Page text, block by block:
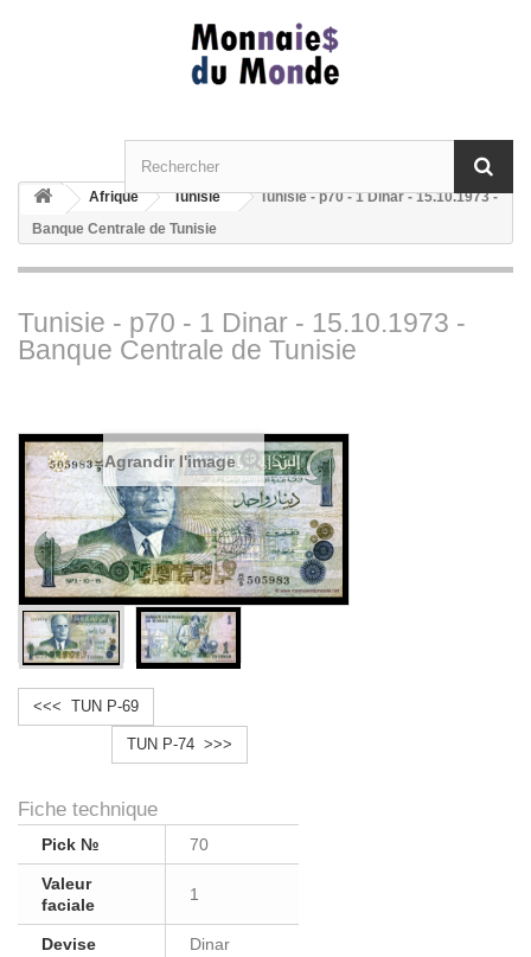
Afrique Tunisie
Tunisie - p70 - 1 Dinar - 15.10.1973 -
Banque Centrale de Tunisie
Tunisie - p70 - 1 Dinar - 15.10.1973 -
Banque Centrale de Tunisie
Agrandir l'image
<<< TUN P-69
TUN P-74 >>>
Fiche technique
Pick № 70
Valeur
faciale
1
Devise Dinar